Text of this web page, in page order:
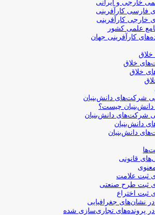
خارجی و ایرانی
فارسی کارآفرینی
خارجی کارآفرینی
علمی کشور
کارآفرینی جهان
خلاق
خلاق
شرکت‌های دانش‌بنیان
چیست؟
شرکت‌های دانش‌بنیان
دانش‌بنیان
دانش‌بنیان
قانونی
ثبت علامت
ثبت طرح صنعتی
ثبت اختراع
نشان‌های جغرافیایی
پرونده‌های تجاری‌سازی شده